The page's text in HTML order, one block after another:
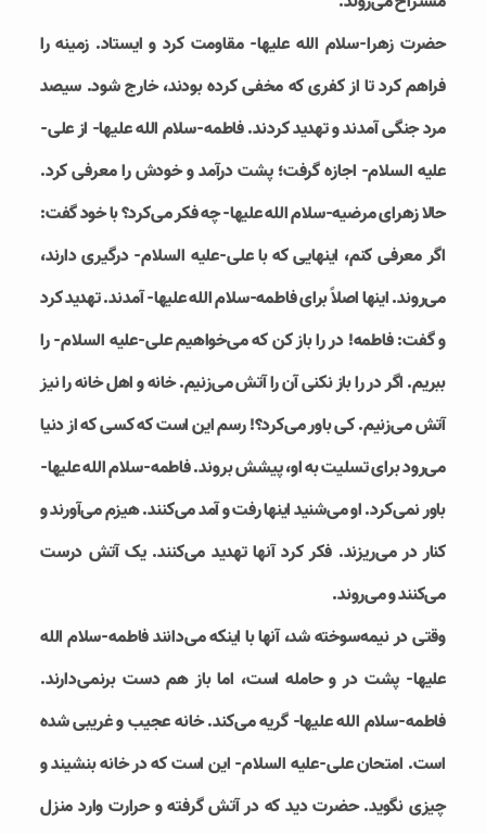
حضرت زهرا-سلام الله علیها- مقاومت کرد و ایستاد. زمینه را
فراهم کرد تا از کفری که مخفی کرده بودند، خارج شود. سیصد
مرد جنگی آمدند و تهدید کردند. فاطمه-سلام الله علیها- از علی-
علیه السلام- اجازه گرفت؛ پشت درآمد و خودش را معرفی کرد.
حالا زهرا‌ی مرضیه-سلام الله علیها- چه فکر می‌کرد؟ با خود گفت:
اگر معرفی کنم، اینهایی که با علی-علیه السلام- درگیری دارند،
می‌روند. اینها اصلاً برای فاطمه-سلام الله علیها- آمدند. تهدید کرد
و گفت: فاطمه! در را باز کن که می‌خواهیم علی-علیه السلام- را
ببریم. اگر در را باز نکنی آن را آتش می‌زنیم. خانه و اهل خانه را نیز
آتش می‌زنیم. کی باور می‌کرد؟! رسم این است که کسی که از دنیا
می‌رود برای تسلیت به او، پیشش بروند. فاطمه-سلام الله علیها-
باور نمی‌کرد. او می‌شنید اینها رفت و آمد می‌کنند. هیزم می‌آورند و
کنار در می‌ریزند. فکر کرد آنها تهدید می‌کنند. یک آتش درست
می‌کنند و می‌روند.
وقتی در نیمه‌سوخته شد، آنها با اینکه می‌دانند فاطمه-سلام الله
علیها- پشت در و حامله است، اما باز هم دست برنمی‌دارند.
فاطمه-سلام الله علیها- گریه می‌کند. خانه عجیب و غریبی شده
است. امتحان علی-علیه السلام- این است که در خانه بنشیند و
چیزی نگوید. حضرت دید که در آتش گرفته و حرارت وارد منزل